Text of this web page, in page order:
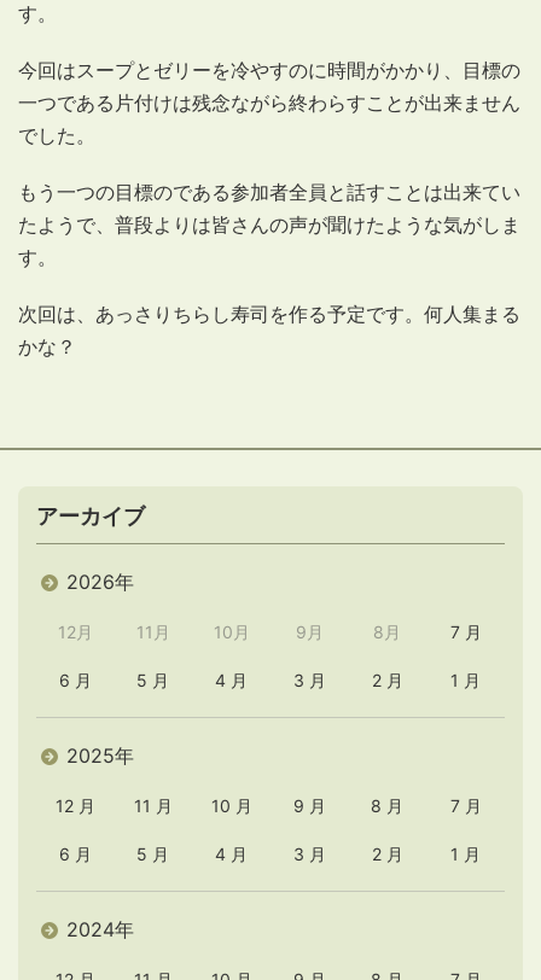
す。
今回はスープとゼリーを冷やすのに時間がかかり、目標の
一つである片付けは残念ながら終わらすことが出来ません
でした。
もう一つの目標のである参加者全員と話すことは出来てい
たようで、普段よりは皆さんの声が聞けたような気がしま
す。
次回は、あっさりちらし寿司を作る予定です。何人集まる
かな？
アーカイブ
2026年
12月 11月 10月 9月 8月 7 月
6 月 5 月 4 月 3 月 2 月 1 月
2025年
12 月 11 月 10 月 9 月 8 月 7 月
6 月 5 月 4 月 3 月 2 月 1 月
2024年